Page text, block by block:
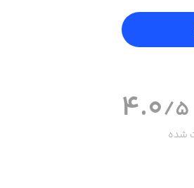
4.0/5